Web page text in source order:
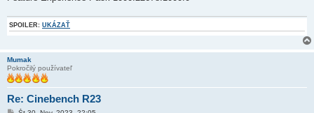
SPOILER: UKÁZAŤ
Mumak
Pokročilý používateľ
Re: Cinebench R23